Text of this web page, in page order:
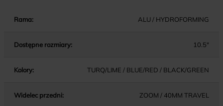
Rama: ALU / HYDROFORMING
Dostępne rozmiary: 10.5"
Kolory: TURQ/LIME / BLUE/RED / BLACK/GREEN
Widelec przedni: ZOOM / 40MM TRAVEL